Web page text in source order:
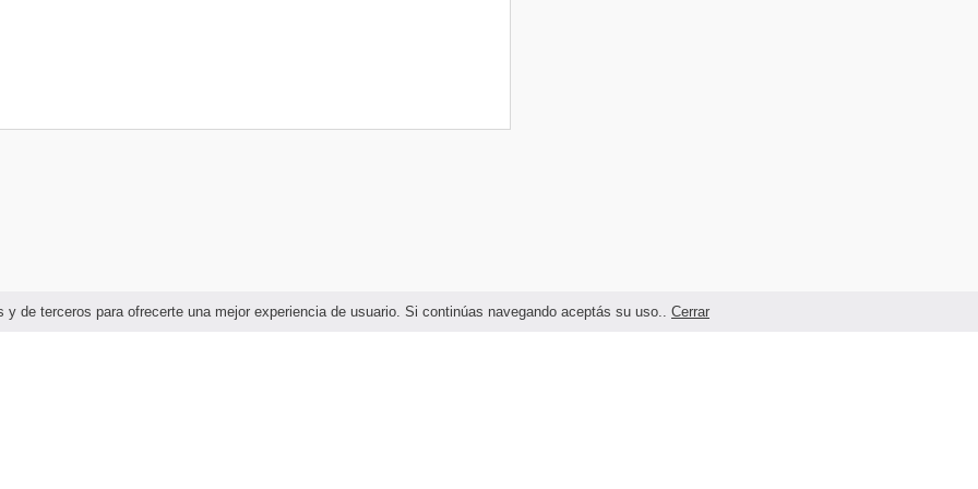
y de terceros para ofrecerte una mejor experiencia de usuario. Si continúas navegando aceptás su uso.. Cerrar